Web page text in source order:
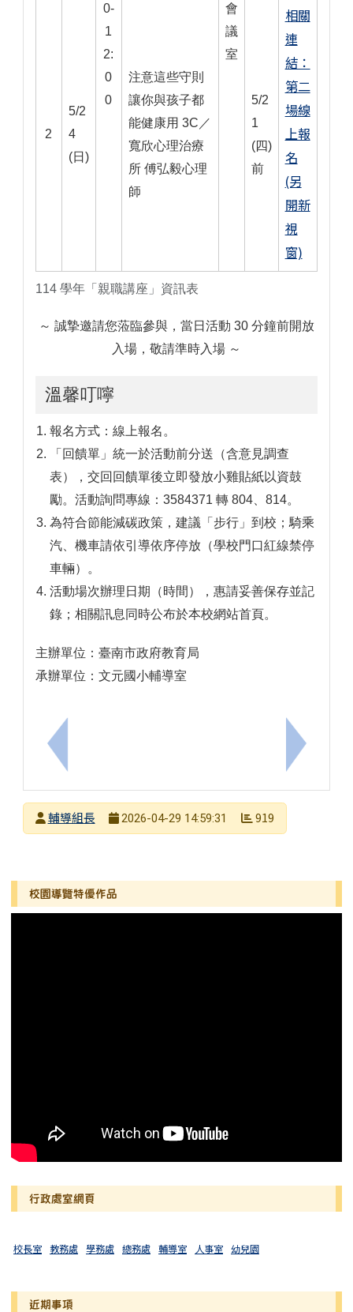
上一筆：「115學年度『藝起來尋美』教育部推動國
114 學年「親職講座」資訊表
0-
1
2:
0
0
會
議
室
2
5/2
4
(日)
注意這些守則
讓你與孩子都
能健康用 3C／
寬欣心理治療
所 傅弘毅心理
師
5/2
1
(四)
前
相關
連
結：
第二
場線
上報
名
(另
開新
視
窗)
～ 誠摯邀請您蒞臨參與，當日活動 30 分鐘前開放
入場，敬請準時入場 ～
溫馨叮嚀
報名方式：線上報名。
「回饋單」統一於活動前分送（含意見調查
表），交回回饋單後立即發放小雞貼紙以資鼓
勵。活動詢問專線：3584371 轉 804、814。
為符合節能減碳政策，建議「步行」到校；騎乘
汽、機車請依引導依序停放（學校門口紅線禁停
車輛）。
活動場次辦理日期（時間），惠請妥善保存並記
錄；相關訊息同時公布於本校網站首頁。
主辦單位：臺南市政府教育局
承辦單位：文元國小輔導室
下一筆：
發布者
輔導組長
2026-04-29 14:59:31 919
左邊區域內容
校園導覽特優作品
行政處室網頁
校長室 教務處 學務處 總務處 輔導室 人事室 幼兒園
近期事項